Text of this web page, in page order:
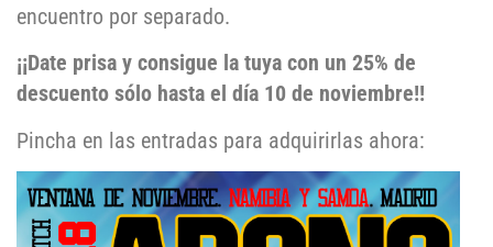
encuentro por separado.
¡¡Date prisa y consigue la tuya con un 25% de
descuento sólo hasta el día 10 de noviembre!!
Pincha en las entradas para adquirirlas ahora: